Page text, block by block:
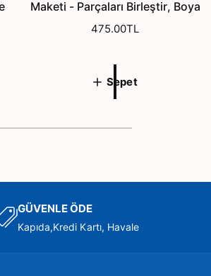
Maketi - Parçaları Birleştir, Boya
N
m
a
t
475.00TL
Sepet
GÜVENLE ÖDE
Kapıda,Kredi Kartı, Havale